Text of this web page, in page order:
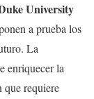
University
a prueba los
La
enriquecer la
que requiere